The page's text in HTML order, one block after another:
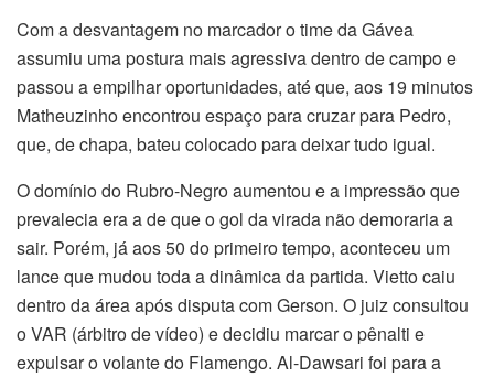
Com a desvantagem no marcador o time da Gávea
assumiu uma postura mais agressiva dentro de campo e
passou a empilhar oportunidades, até que, aos 19 minutos
Matheuzinho encontrou espaço para cruzar para Pedro,
que, de chapa, bateu colocado para deixar tudo igual.
O domínio do Rubro-Negro aumentou e a impressão que
prevalecia era a de que o gol da virada não demoraria a
sair. Porém, já aos 50 do primeiro tempo, aconteceu um
lance que mudou toda a dinâmica da partida. Vietto caiu
dentro da área após disputa com Gerson. O juiz consultou
o VAR (árbitro de vídeo) e decidiu marcar o pênalti e
expulsar o volante do Flamengo. Al-Dawsari foi para a